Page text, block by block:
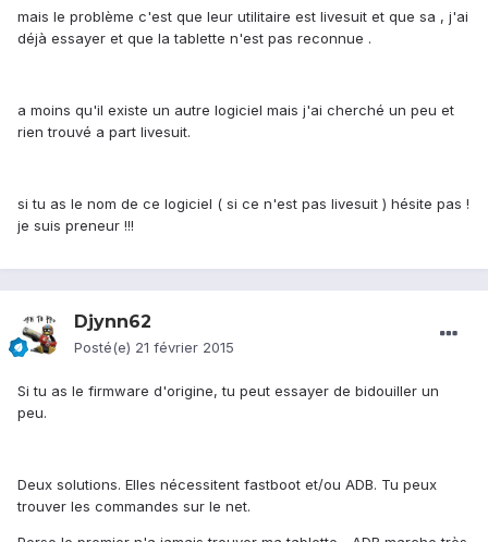
mais le problème c'est que leur utilitaire est livesuit et que sa , j'ai
déjà essayer et que la tablette n'est pas reconnue .
a moins qu'il existe un autre logiciel mais j'ai cherché un peu et
rien trouvé a part livesuit.
si tu as le nom de ce logiciel ( si ce n'est pas livesuit ) hésite pas !
je suis preneur !!!
Djynn62
Posté(e) 21 février 2015
Si tu as le firmware d'origine, tu peut essayer de bidouiller un
peu.
Deux solutions. Elles nécessitent fastboot et/ou ADB. Tu peux
trouver les commandes sur le net.